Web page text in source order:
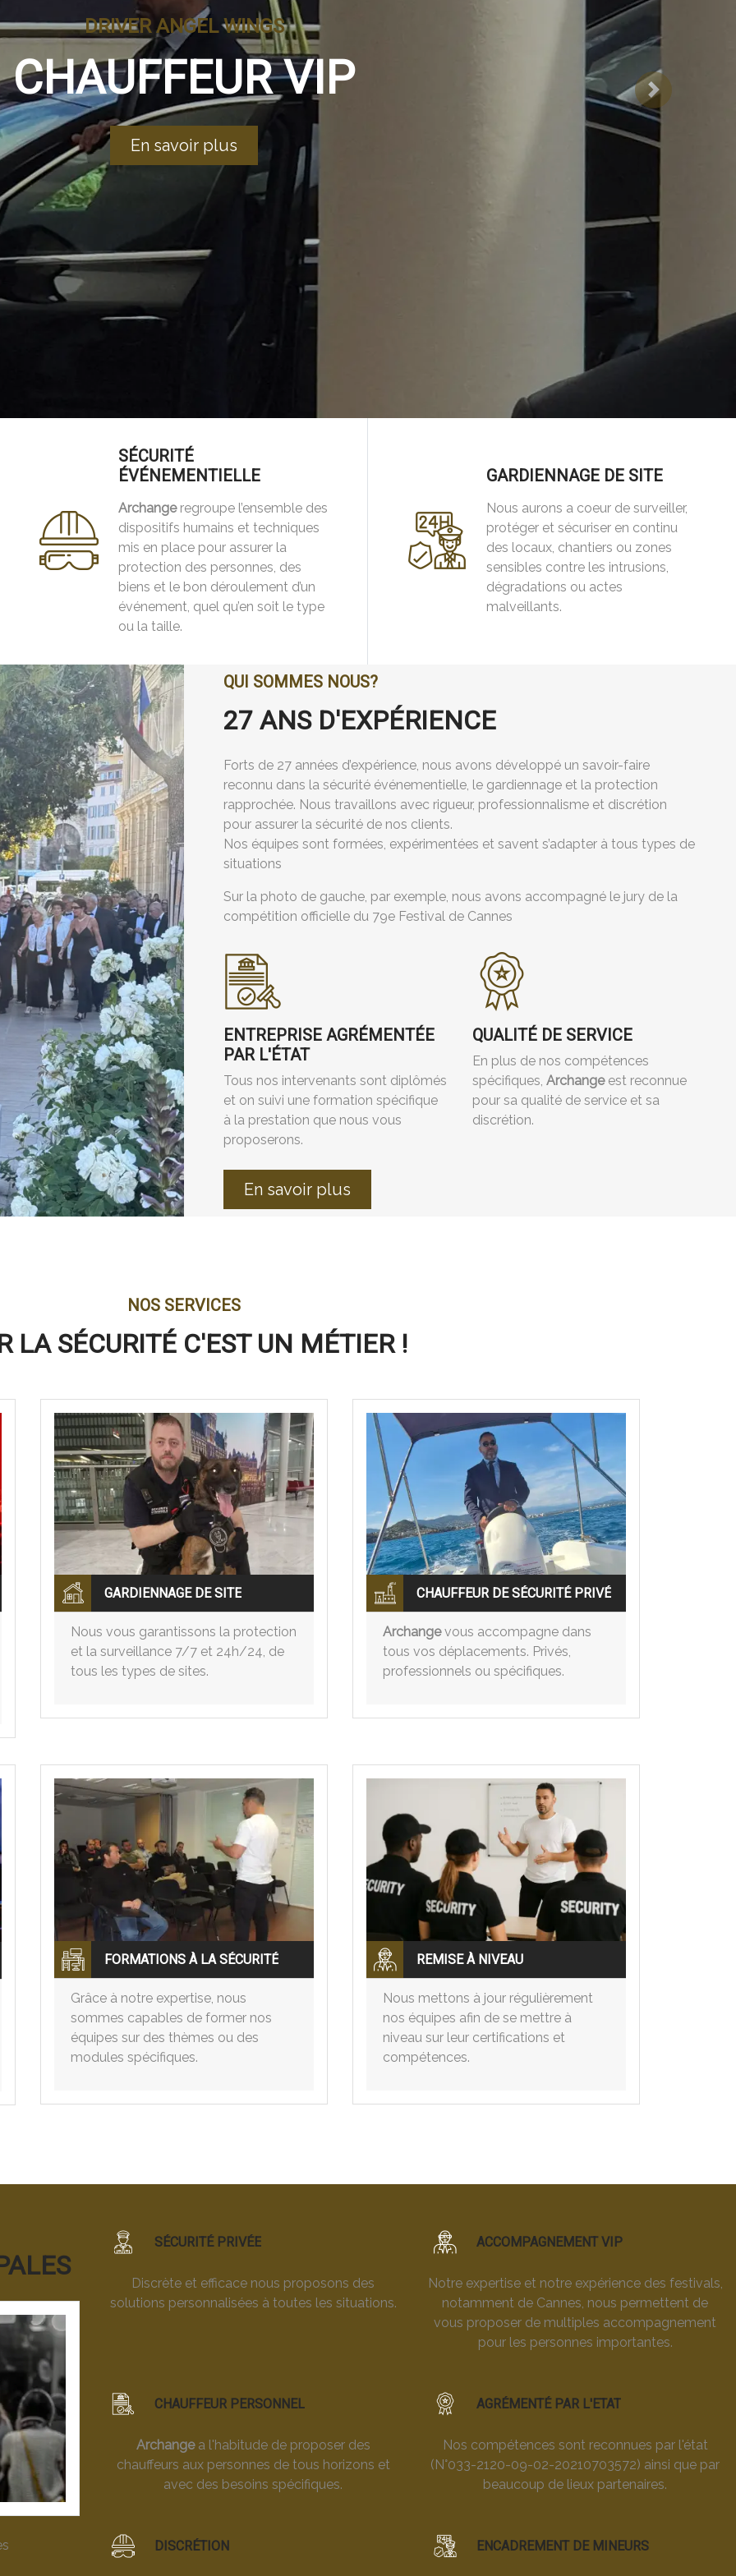
DRIVERANGELWINGS
CHAUFFEUR VIP
En savoir plus
SÉCURITÉ
ÉVÉNEMENTIELLE
Archange regroupe l’ensemble des
dispositifs humains et techniques
mis en place pour assurer la
protection des personnes, des
biens et le bon déroulement d’un
événement, quel qu’en soit le type
ou la taille.
GARDIENNAGE DE SITE
Nous aurons a coeur de surveiller,
protéger et sécuriser en continu
des locaux, chantiers ou zones
sensibles contre les intrusions,
dégradations ou actes
malveillants.
QUI SOMMES NOUS?
27 ANS D'EXPÉRIENCE
Forts de 27 années d’expérience, nous avons développé un savoir-faire
reconnu dans la sécurité événementielle, le gardiennage et la protection
rapprochée. Nous travaillons avec rigueur, professionnalisme et discrétion
pour assurer la sécurité de nos clients.
Nos équipes sont formées, expérimentées et savent s’adapter à tous types de
situations
Sur la photo de gauche, par exemple, nous avons accompagné le jury de la
compétition officielle du 79e Festival de Cannes
ENTREPRISE AGRÉMENTÉE
PAR L'ÉTAT
Tous nos intervenants sont diplômés
et on suivi une formation spécifique
à la prestation que nous vous
proposerons.
QUALITÉ DE SERVICE
En plus de nos compétences
spécifiques, Archangeest reconnue
pour sa qualité de service et sa
discrétion.
En savoir plus
NOS SERVICES
LA SÉCURITÉ C'EST UN MÉTIER !
GARDIENNAGE DE SITE
Nous vous garantissons la protection
et la surveillance 7/7 et 24h/24, de
tous les types de sites.
CHAUFFEUR DE SÉCURITÉ PRIVÉ
Archangevous accompagne dans
tous vos déplacements. Privés,
professionnels ou spécifiques.
FORMATIONS À LA SÉCURITÉ
Grâce à notre expertise, nous
sommes capables de former nos
équipes sur des thèmes ou des
modules spécifiques.
REMISE À NIVEAU
Nous mettons à jour régulièrement
nos équipes afin de se mettre à
niveau sur leur certifications et
compétences.
SÉCURITÉ PRIVÉE
Discrète et efficace nous proposons des
solutions personnalisées à toutes les situations.
ACCOMPAGNEMENT VIP
Notre expertise et notre expérience des festivals,
notamment de Cannes, nous permettent de
vous proposer de multiples accompagnement
pour les personnes importantes.
CHAUFFEUR PERSONNEL
Archangea l'habitude de proposer des
chauffeurs aux personnes de tous horizons et
avec des besoins spécifiques.
AGRÉMENTÉ PAR L'ETAT
Nos compétences sont reconnues par l'état
(N°033-2120-09-02-20210703572) ainsi que par
beaucoup de lieux partenaires.
DISCRÉTION ENCADREMENT DE MINEURS